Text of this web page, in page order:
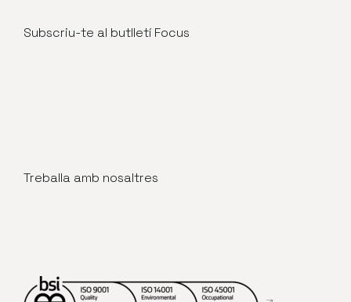
Subscriu-te al butlletí Focus
Treballa amb nosaltres